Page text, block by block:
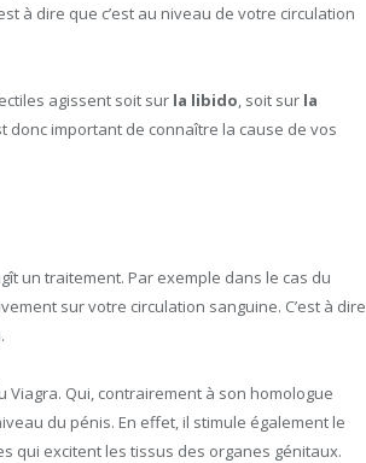
à dire que c’est au niveau de votre circulation
agissent soit sur la libido, soit sur la
donc important de connaître la cause de vos
un traitement. Par exemple dans le cas du
sur votre circulation sanguine. C’est à dire
Viagra. Qui, contrairement à son homologue
du pénis. En effet, il stimule également le
qui excitent les tissus des organes génitaux.